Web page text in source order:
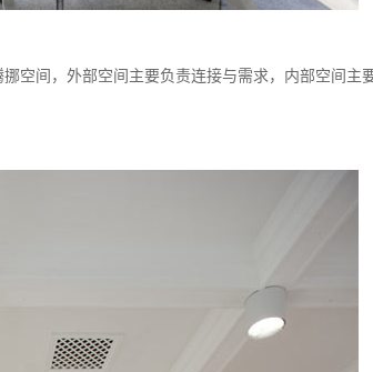
空间，外部空间主要负责连接与需求，内部空间主